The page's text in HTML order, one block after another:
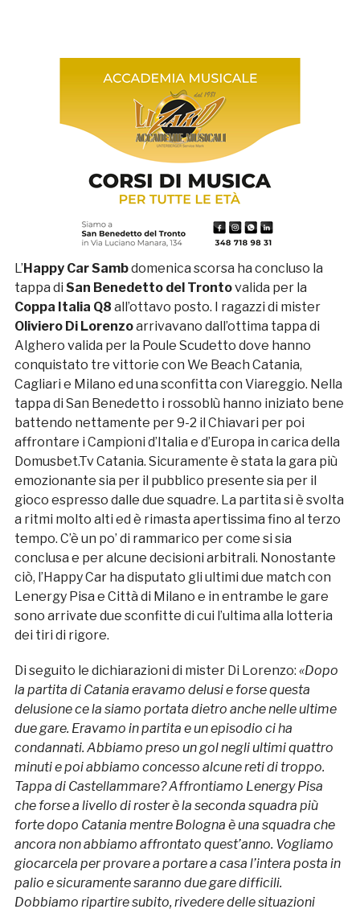
L’ Happy Car Sambdomenica scorsa ha concluso la
tappa di San Benedetto del Trontovalida per la
Coppa Italia Q8 all’ottavo posto. I ragazzi di mister
Oliviero Di Lorenzoarrivavano dall’ottima tappa di
Alghero valida per la Poule Scudetto dove hanno
conquistato tre vittorie con We Beach Catania,
Cagliari e Milano ed una sconfitta con Viareggio. Nella
tappa di San Benedetto i rossoblù hanno iniziato bene
battendo nettamente per 9-2 il Chiavari per poi
affrontare i Campioni d’Italia e d’Europa in carica della
Domusbet.Tv Catania. Sicuramente è stata la gara più
emozionante sia per il pubblico presente sia per il
gioco espresso dalle due squadre. La partita si è svolta
a ritmi molto alti ed è rimasta apertissima fino al terzo
tempo. C’è un po’ di rammarico per come si sia
conclusa e per alcune decisioni arbitrali. Nonostante
ciò, l’Happy Car ha disputato gli ultimi due match con
Lenergy Pisa e Città di Milano e in entrambe le gare
sono arrivate due sconfitte di cui l’ultima alla lotteria
dei tiri di rigore.
Di seguito le dichiarazioni di mister Di Lorenzo: «Dopo
la partita di Catania eravamo delusi e forse questa
delusione ce la siamo portata dietro anche nelle ultime
due gare. Eravamo in partita e un episodio ci ha
condannati. Abbiamo preso un gol negli ultimi quattro
minuti e poi abbiamo concesso alcune reti di troppo.
Tappa di Castellammare? Affrontiamo Lenergy Pisa
che forse a livello di roster è la seconda squadra più
forte dopo Catania mentre Bologna è una squadra che
ancora non abbiamo affrontato quest’anno. Vogliamo
giocarcela per provare a portare a casa l’intera posta in
palio e sicuramente saranno due gare difficili.
Dobbiamo ripartire subito, rivedere delle situazioni